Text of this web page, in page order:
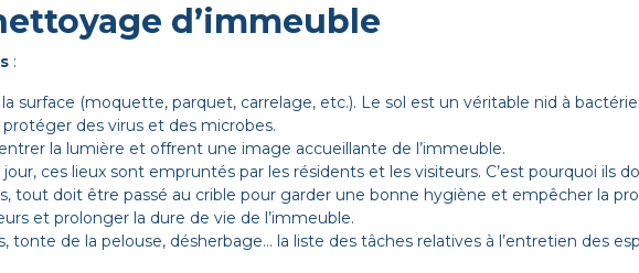
d’immeuble
:
surface (moquette, parquet, carrelage, etc.). Le sol est un véritable nid à
des virus et des microbes.
la lumière et offrent une image accueillante de l’immeuble.
ces lieux sont empruntés par les résidents et les visiteurs. C’est pourquoi
tout doit être passé au crible pour garder une bonne hygiène et empêcher la
et prolonger la dure de vie de l’immeuble.
tonte de la pelouse, désherbage... la liste des tâches relatives à l’entretien des